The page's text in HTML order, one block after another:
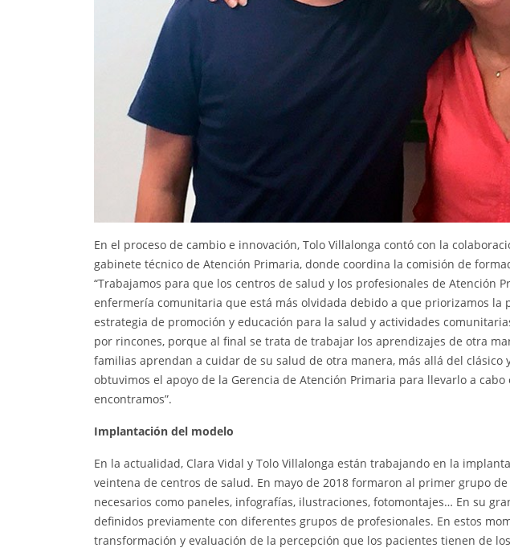
En el proceso de cambio e innovación, Tolo Villalonga contó con la
gabinete técnico de Atención Primaria, donde coordina la comisión de
“Trabajamos para que los centros de salud y los profesionales de Atención
enfermería comunitaria que está más olvidada debido a que priorizamos la
estrategia de promoción y educación para la salud y actividades
por rincones, porque al final se trata de trabajar los aprendizajes de otra
familias aprendan a cuidar de su salud de otra manera, más allá del clásico
obtuvimos el apoyo de la Gerencia de Atención Primaria para llevarlo a
encontramos”.
Implantación del modelo
En la actualidad, Clara Vidal y Tolo Villalonga están trabajando en la
veintena de centros de salud. En mayo de 2018 formaron al primer grupo
necesarios como paneles, infografías, ilustraciones, fotomontajes… En su
definidos previamente con diferentes grupos de profesionales. En estos
transformación y evaluación de la percepción que los pacientes tienen de